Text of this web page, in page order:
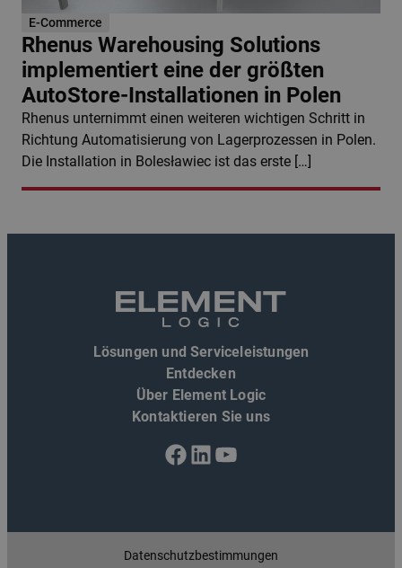
E-Commerce
Rhenus Warehousing Solutions
implementiert eine der größten
AutoStore-Installationen in Polen
Rhenus unternimmt einen weiteren wichtigen Schritt in
Richtung Automatisierung von Lagerprozessen in Polen.
Die Installation in Bolesławiec ist das erste […]
Lösungen und Serviceleistungen
Entdecken
Über Element Logic
Kontaktieren Sie uns
Facebook
LinkedIn
YouTube
Datenschutzbestimmungen